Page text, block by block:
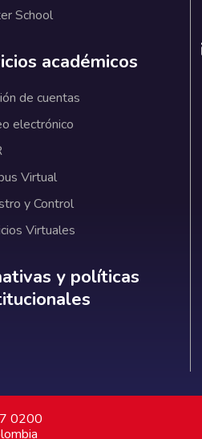
School
académicos
de cuentas
electrónico
Virtual
y Control
Virtuales
y políticas
y políticas
0200